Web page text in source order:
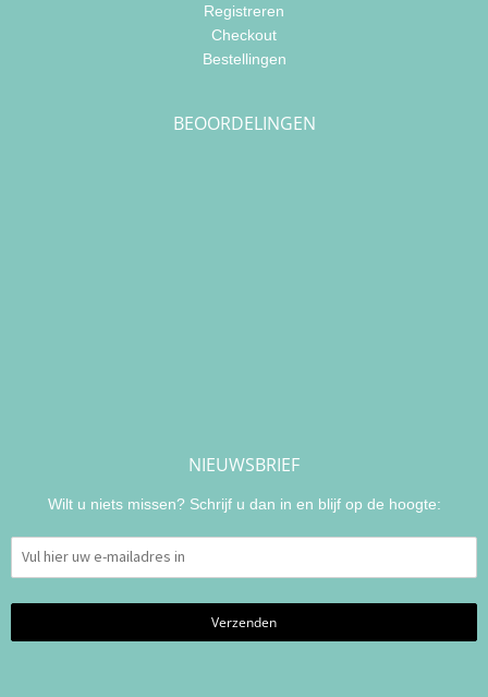
Registreren
Checkout
Bestellingen
BEOORDELINGEN
NIEUWSBRIEF
Wilt u niets missen? Schrijf u dan in en blijf op de hoogte: